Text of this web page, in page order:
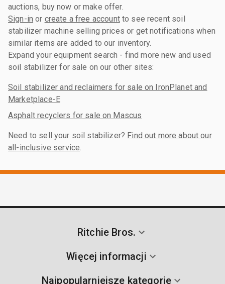
auctions, buy now or make offer.
Sign-in or create a free accountto see recent soil
stabilizer machine selling prices or get notifications when
similar items are added to our inventory.
Expand your equipment search - find more new and used
soil stabilizer for sale on our other sites:
Soil stabilizer and reclaimers for sale on IronPlanet and
Marketplace-E
Asphalt recyclers for sale on Mascus
Need to sell your soil stabilizer? Find out more about our
all-inclusive service.
Ritchie Bros.
Więcej informacji
Najpopularniejsze kategorie